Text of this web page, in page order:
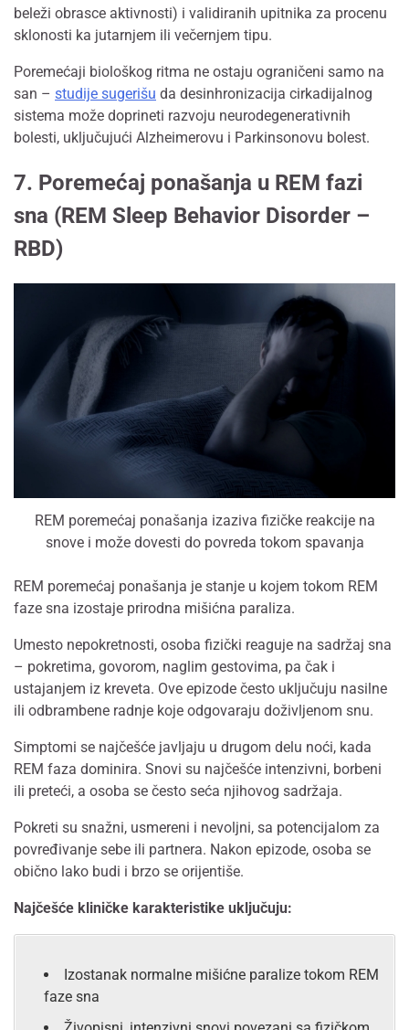
beleži obrasce aktivnosti) i validiranih upitnika za procenu
sklonosti ka jutarnjem ili večernjem tipu.
Poremećaji biološkog ritma ne ostaju ograničeni samo na
san – studije sugerišu da desinhronizacija cirkadijalnog
sistema može doprineti razvoju neurodegenerativnih
bolesti, uključujući Alzheimerovu i Parkinsonovu bolest.
7. Poremećaj ponašanja u REM fazi
sna (REM Sleep Behavior Disorder –
RBD)
REM poremećaj ponašanja izaziva fizičke reakcije na
snove i može dovesti do povreda tokom spavanja
REM poremećaj ponašanja je stanje u kojem tokom REM
faze sna izostaje prirodna mišićna paraliza.
Umesto nepokretnosti, osoba fizički reaguje na sadržaj sna
– pokretima, govorom, naglim gestovima, pa čak i
ustajanjem iz kreveta. Ove epizode često uključuju nasilne
ili odbrambene radnje koje odgovaraju doživljenom snu.
Simptomi se najčešće javljaju u drugom delu noći, kada
REM faza dominira. Snovi su najčešće intenzivni, borbeni
ili preteći, a osoba se često seća njihovog sadržaja.
Pokreti su snažni, usmereni i nevoljni, sa potencijalom za
povređivanje sebe ili partnera. Nakon epizode, osoba se
obično lako budi i brzo se orijentiše.
Najčešće kliničke karakteristike uključuju:
Izostanak normalne mišićne paralize tokom REM
faze sna